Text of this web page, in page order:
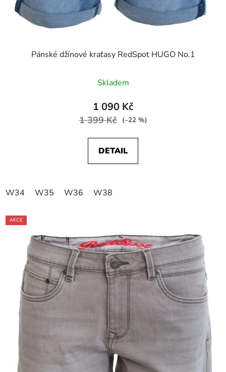
Pánské džínové kraťasy RedSpot HUGO No.1
Skladem
1 090 Kč
1 399 Kč (–22 %)
DETAIL
W34 W35 W36 W38
AKCE